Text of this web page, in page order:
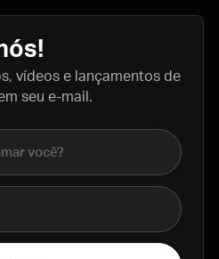
vídeos e lançamentos de
seu e-mail.